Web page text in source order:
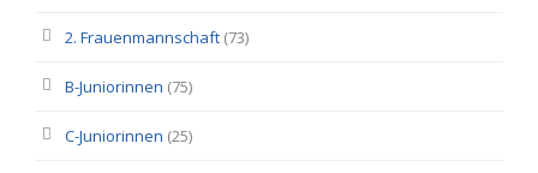
2. Frauenmannschaft (73)
B-Juniorinnen (75)
C-Juniorinnen (25)